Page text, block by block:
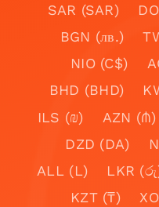
SAR (SAR)
BGN (лв.)
NIO (C$)
BHD (BHD)
ILS (₪)
AZN (₼)
DZD (DA)
ALL (L)
LKR
KZT (₸)